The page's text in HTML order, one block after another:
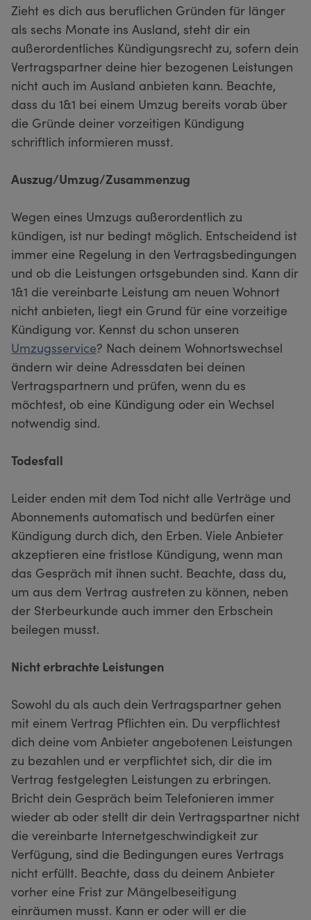
Zieht es dich aus beruflichen Gründen für länger
als sechs Monate ins Ausland, steht dir ein
außerordentliches Kündigungsrecht zu, sofern dein
Vertragspartner deine hier bezogenen Leistungen
nicht auch im Ausland anbieten kann. Beachte,
dass du 1&1 bei einem Umzug bereits vorab über
die Gründe deiner vorzeitigen Kündigung
schriftlich informieren musst.
Auszug/Umzug/Zusammenzug
Wegen eines Umzugs außerordentlich zu
kündigen, ist nur bedingt möglich. Entscheidend ist
immer eine Regelung in den Vertragsbedingungen
und ob die Leistungen ortsgebunden sind. Kann dir
1&1 die vereinbarte Leistung am neuen Wohnort
nicht anbieten, liegt ein Grund für eine vorzeitige
Kündigung vor. Kennst du schon unseren
Umzugsservice? Nach deinem Wohnortswechsel
ändern wir deine Adressdaten bei deinen
Vertragspartnern und prüfen, wenn du es
möchtest, ob eine Kündigung oder ein Wechsel
notwendig sind.
Todesfall
Leider enden mit dem Tod nicht alle Verträge und
Abonnements automatisch und bedürfen einer
Kündigung durch dich, den Erben. Viele Anbieter
akzeptieren eine fristlose Kündigung, wenn man
das Gespräch mit ihnen sucht. Beachte, dass du,
um aus dem Vertrag austreten zu können, neben
der Sterbeurkunde auch immer den Erbschein
beilegen musst.
Nicht erbrachte Leistungen
Sowohl du als auch dein Vertragspartner gehen
mit einem Vertrag Pflichten ein. Du verpflichtest
dich deine vom Anbieter angebotenen Leistungen
zu bezahlen und er verpflichtet sich, dir die im
Vertrag festgelegten Leistungen zu erbringen.
Bricht dein Gespräch beim Telefonieren immer
wieder ab oder stellt dir dein Vertragspartner nicht
die vereinbarte Internetgeschwindigkeit zur
Verfügung, sind die Bedingungen eures Vertrags
nicht erfüllt. Beachte, dass du deinem Anbieter
vorher eine Frist zur Mängelbeseitigung
einräumen musst. Kann er oder will er die